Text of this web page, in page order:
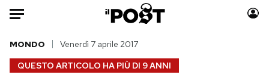
Auto
HOME
QUESTO ARTICOLO HA PIÙ DI 9 ANNI
MONDO Venerdì 7 aprile 2017